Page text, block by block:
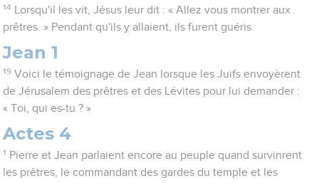
14
Lorsqu'il les vit, Jésus leur dit : « Allez vous montrer aux
prêtres. » Pendant qu'ils y allaient, ils furent guéris.
Jean 1
19 Voici le témoignage de Jean lorsque les Juifs envoyèrent
de Jérusalem des prêtres et des Lévites pour lui demander :
« Toi, qui es-tu ? »
Actes 4
1 Pierre et Jean parlaient encore au peuple quand survinrent
les prêtres, le commandant des gardes du temple et les